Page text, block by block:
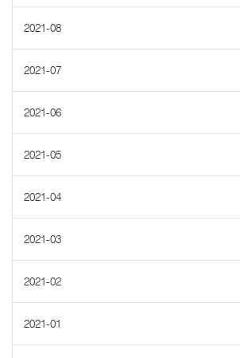
2021-08
2021-07
2021-06
2021-05
2021-04
2021-03
2021-02
2021-01